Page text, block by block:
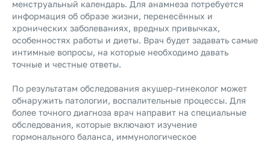
менструальный календарь. Для анамнеза потребуется
информация об образе жизни, перенесённых и
хронических заболеваниях, вредных привычках,
особенностях работы и диеты. Врач будет задавать самые
интимные вопросы, на которые необходимо давать
точные и честные ответы.
По результатам обследования акушер-гинеколог может
обнаружить патологии, воспалительные процессы. Для
более точного диагноза врач направит на специальные
обследования, которые включают изучение
гормонального баланса, иммунологическое